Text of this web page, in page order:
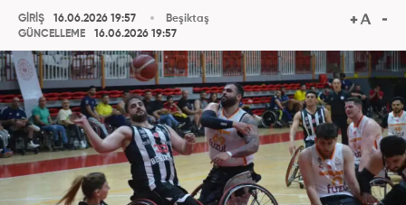
GİRİŞ
16.06.2026 19:57
GÜNCELLEME
16.06.2026 19:57
Beşiktaş